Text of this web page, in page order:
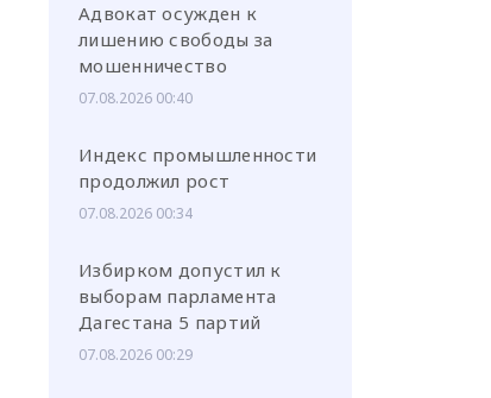
Адвокат осужден к
лишению свободы за
мошенничество
07.08.2026 00:40
Индекс промышленности
продолжил рост
07.08.2026 00:34
Избирком допустил к
выборам парламента
Дагестана 5 партий
07.08.2026 00:29